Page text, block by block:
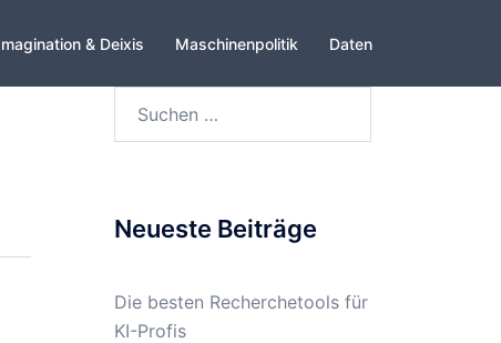
& Deixis Maschinenpolitik Daten
Neueste Beiträge
Die besten Recherchetools für
KI-Profis